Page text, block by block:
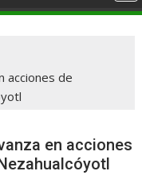
acciones de
en acciones